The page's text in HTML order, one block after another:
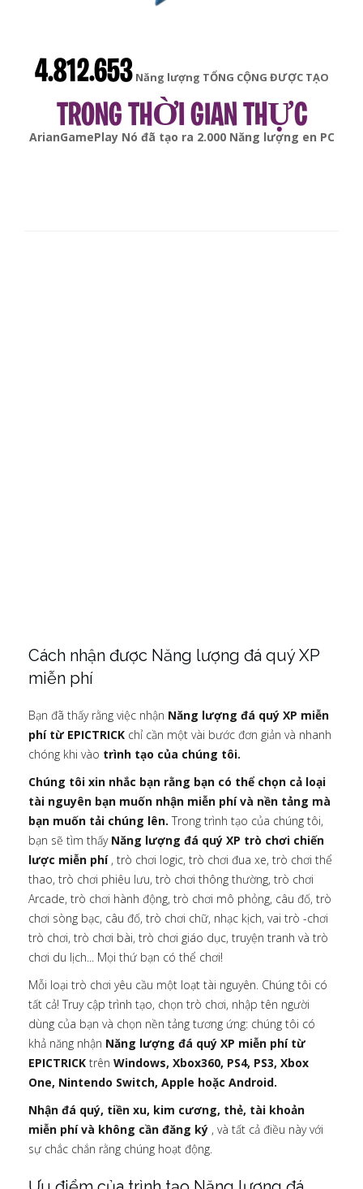
4.812.653 Năng lượng TỔNG CỘNG ĐƯỢC TẠO
TRONG THỜI GIAN THỰC
gonsabellaNó đã tạo ra6.000Năng lượng enAndroid
Cách nhận được Năng lượng đá quý XP
miễn phí
Bạn đã thấy rằng việc nhận Năng lượng đá quý XP miễn
phí từ EPICTRICK chỉ cần một vài bước đơn giản và nhanh
chóng khi vào trình tạo của chúng tôi.
Chúng tôi xin nhắc bạn rằng bạn có thể chọn cả loại
tài nguyên bạn muốn nhận miễn phí và nền tảng mà
bạn muốn tải chúng lên. Trong trình tạo của chúng tôi,
bạn sẽ tìm thấy Năng lượng đá quý XP trò chơi chiến
lược miễn phí, trò chơi logic, trò chơi đua xe, trò chơi thể
thao, trò chơi phiêu lưu, trò chơi thông thường, trò chơi
Arcade, trò chơi hành động, trò chơi mô phỏng, câu đố, trò
chơi sòng bạc, câu đố, trò chơi chữ, nhạc kịch, vai trò -chơi
trò chơi, trò chơi bài, trò chơi giáo dục, truyện tranh và trò
chơi du lịch... Mọi thứ bạn có thể chơi!
Mỗi loại trò chơi yêu cầu một loạt tài nguyên. Chúng tôi có
tất cả! Truy cập trình tạo, chọn trò chơi, nhập tên người
dùng của bạn và chọn nền tảng tương ứng: chúng tôi có
khả năng nhận Năng lượng đá quý XP miễn phí từ
EPICTRICK trên Windows, Xbox360, PS4, PS3, Xbox
One, Nintendo Switch, Apple hoặc Android.
Nhận đá quý, tiền xu, kim cương, thẻ, tài khoản
miễn phí và không cần đăng ký , và tất cả điều này với
sự chắc chắn rằng chúng hoạt động.